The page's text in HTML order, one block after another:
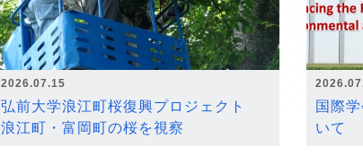
2026.07.15
弘前大学浪江町桜復興プロジェクト
浪江町・富岡町の桜を視察
国際
いて